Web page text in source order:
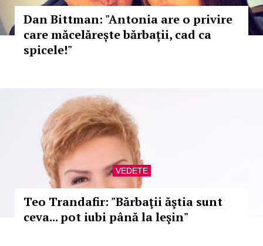
Dan Bittman: "Antonia are o privire
care măcelărește bărbații, cad ca
spicele!"
VEDETE
Teo Trandafir: "Bărbaţii ăştia sunt
ceva... pot iubi până la leşin"